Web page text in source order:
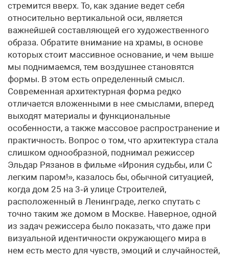
стремится вверх. То, как здание ведет себя
относительно вертикальной оси, является
важнейшей составляющей его художественного
образа. Обратите внимание на храмы, в основе
которых стоит массивное основание, и чем выше
мы поднимаемся, тем воздушнее становятся
формы. В этом есть определенный смысл.
Современная архитектурная форма редко
отличается вложенными в нее смыслами, вперед
выходят материалы и функциональные
особенности, а также массовое распространение и
практичность. Вопрос о том, что архитектура стала
слишком однообразной, поднимал режиссер
Эльдар Рязанов в фильме «Ирония судьбы, или С
легким паром!», казалось бы, обычной ситуацией,
когда дом 25 на 3‑й улице Строителей,
расположенный в Ленинграде, легко спутать с
точно таким же домом в Москве. Наверное, одной
из задач режиссера было показать, что даже при
визуальной идентичности окружающего мира в
нем есть место для чувств, эмоций и случайностей,